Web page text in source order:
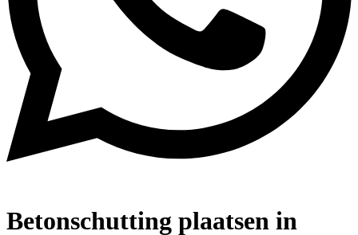
Betonschutting plaatsen in